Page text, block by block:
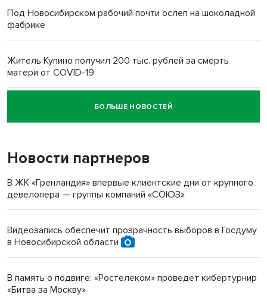
Под Новосибирском рабочий почти ослеп на шоколадной
фабрике
Житель Купино получил 200 тыс. рублей за смерть
матери от COVID-19
Новосибирский суд наказал водителя за смерть
пенсионерки на вокзале
БОЛЬШЕ НОВОСТЕЙ
Новости партнеров
В ЖК «Гренландия» впервые клиентские дни от крупного
девелопера — группы компаний «СОЮЗ»
Видеозапись обеспечит прозрачность выборов в Госдуму
в Новосибирской области
В память о подвиге: «Ростелеком» проведет кибертурнир
«Битва за Москву»